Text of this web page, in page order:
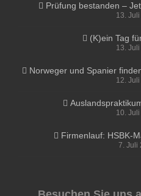
Prüfung bestanden –
13.
(K)ein Tag
13.
Norweger und Spanier
12.
10.
Firmenlauf: HSBK-
7. Juli